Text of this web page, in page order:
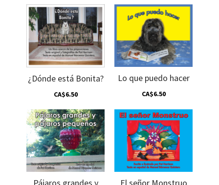
¿Dónde está Bonita?
CA$6.50
Lo que puedo hacer
CA$6.50
Pájaros grandes y
El señor Monstruo